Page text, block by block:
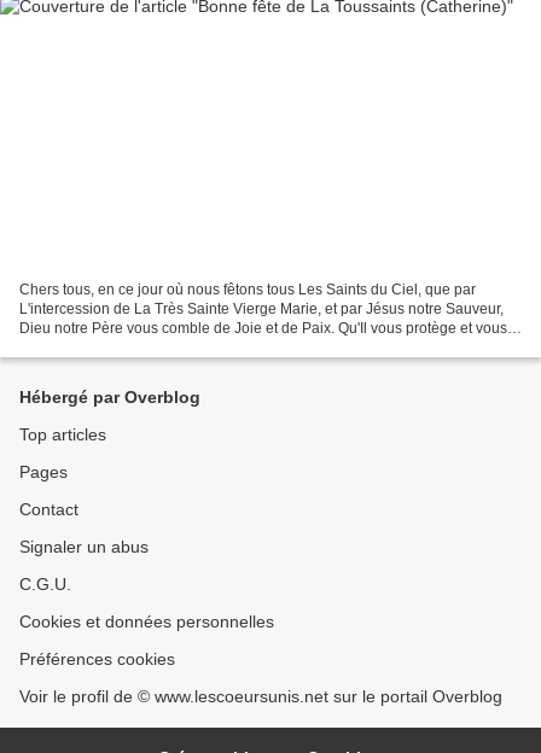
Chers tous, en ce jour où nous fêtons tous Les Saints du Ciel, que par
L'intercession de La Très Sainte Vierge Marie, et par Jésus notre Sauveur,
Dieu notre Père vous comble de Joie et de Paix. Qu'Il vous protège et vous
Hébergé par Overblog
Top articles
Pages
Contact
Signaler un abus
C.G.U.
Cookies et données personnelles
Préférences cookies
Voir le profil de © www.lescoeursunis.net sur le portail Overblog